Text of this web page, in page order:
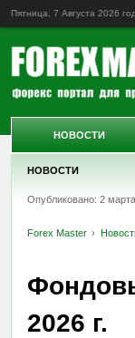
Пятница, 7 Августа 2026
НОВОСТИ
Опубликовано: 2
Forex Master
2026 г.
НОВОСТИ